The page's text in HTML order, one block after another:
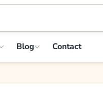
Blog Contact